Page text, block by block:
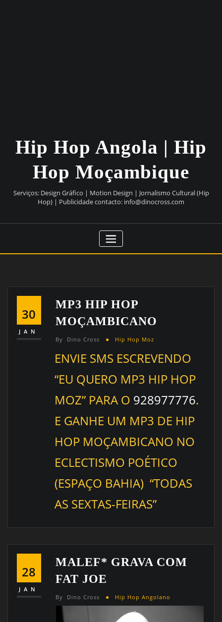
Hip Hop Angola | Hip
Hop Moçambique
Serviços: Design Gráfico | Motion Design | Jornalismo Cultural (Hip
Hop) | Publicidade contacto: info@dinocross.com
30
JAN
MP3 HIP HOP
MOÇAMBICANO
By Dino Cross Hip Hop Moz
ENVIE SMS ESCREVENDO
“EU QUERO MP3 HIP HOP
MOZ” PARA O 928977776.
E GANHE UM MP3 DE HIP
HOP MOÇAMBICANO NO
ECLECTISMO POÉTICO
(ESPAÇO BAHIA) “TODAS
AS SEXTAS-FEIRAS”
28
JAN
MALEF* GRAVA COM
FAT JOE
By Dino Cross Hip Hop Angolano